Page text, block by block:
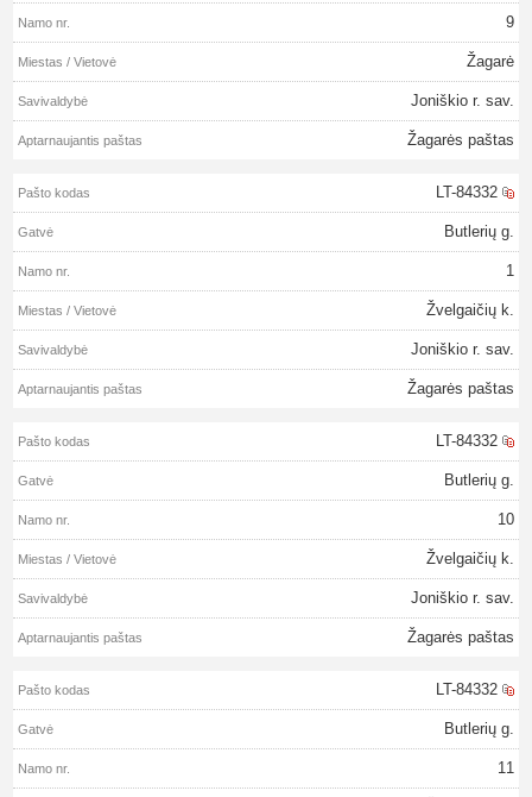
9
Žagarė
Joniškio r. sav.
Žagarės paštas
LT-84332
Butlerių g.
1
Žvelgaičių k.
Joniškio r. sav.
Žagarės paštas
LT-84332
Butlerių g.
10
Žvelgaičių k.
Joniškio r. sav.
Žagarės paštas
LT-84332
Butlerių g.
11